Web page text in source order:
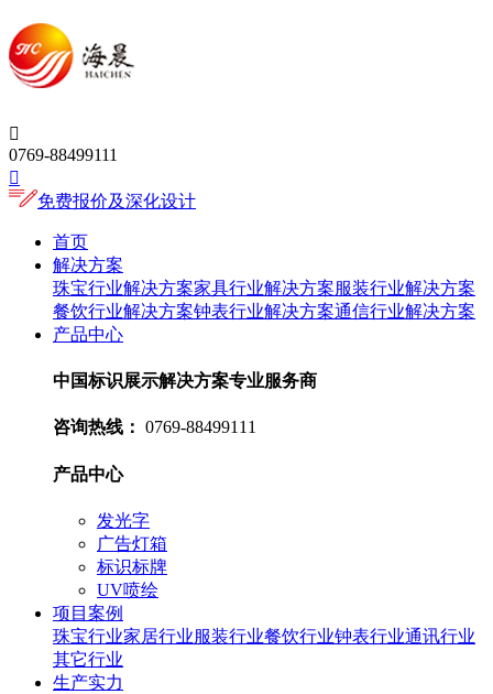

0769-88499111

免费报价及深化设计
首页
解决方案
珠宝行业解决方案家具行业解决方案服装行业解决方案
餐饮行业解决方案钟表行业解决方案通信行业解决方案
产品中心
中国标识展示解决方案专业服务商
咨询热线： 0769-88499111
产品中心
发光字
广告灯箱
标识标牌
UV喷绘
项目案例
珠宝行业家居行业服装行业餐饮行业钟表行业通讯行业
其它行业
生产实力